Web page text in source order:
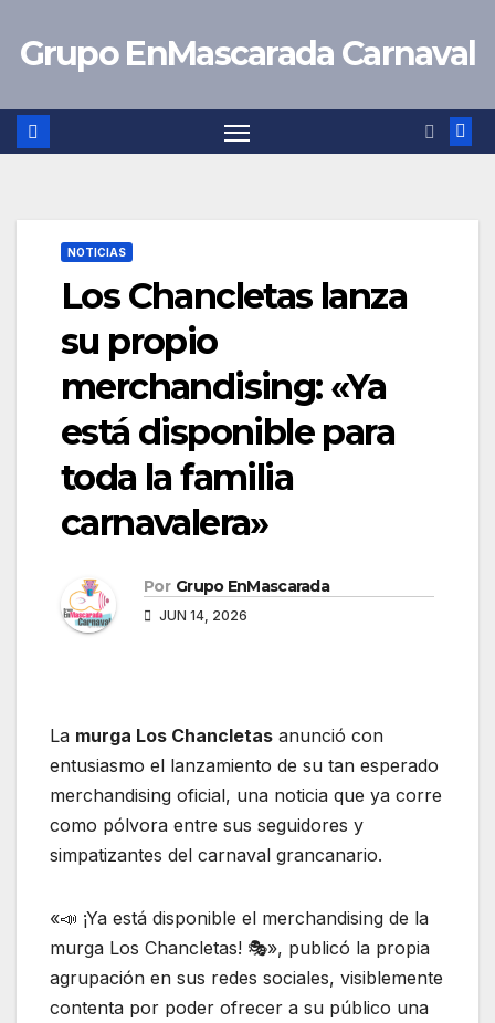
Grupo EnMascarada Carnaval
NOTICIAS
Los Chancletas lanza
su propio
merchandising: «Ya
está disponible para
toda la familia
carnavalera»
Por Grupo EnMascarada
JUN 14, 2026
La murga Los Chancletas anunció con
entusiasmo el lanzamiento de su tan esperado
merchandising oficial, una noticia que ya corre
como pólvora entre sus seguidores y
simpatizantes del carnaval grancanario.
«📣 ¡Ya está disponible el merchandising de la
murga Los Chancletas! 🎭», publicó la propia
agrupación en sus redes sociales, visiblemente
contenta por poder ofrecer a su público una